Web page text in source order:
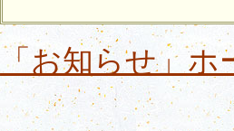
「お知らせ」ホ